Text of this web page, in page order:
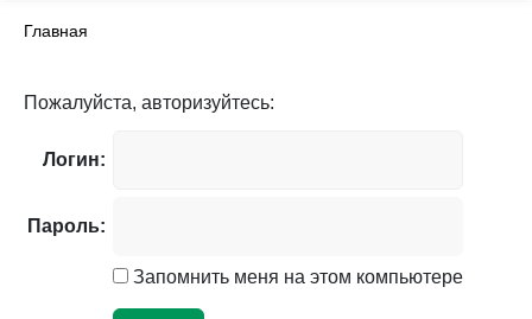
Главная
Пожалуйста, авторизуйтесь:
Логин:
Пароль:
Запомнить меня на этом компьютере